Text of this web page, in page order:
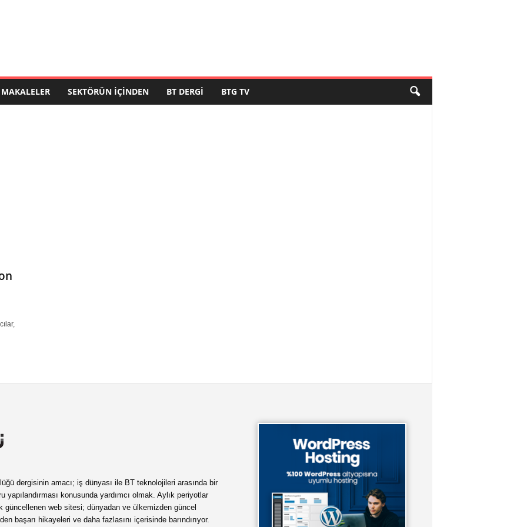
MAKALELER SEKTÖRÜN İÇINDEN BT DERGI BTG TV
dergisinin amacı; iş dünyası ile BT teknolojileri arasında bir
yapılandırması konusunda yardımcı olmak. Aylık periyotlar
güncellenen web sitesi; dünyadan ve ülkemizden güncel
başarı hikayeleri ve daha fazlasını içerisinde barındırıyor.